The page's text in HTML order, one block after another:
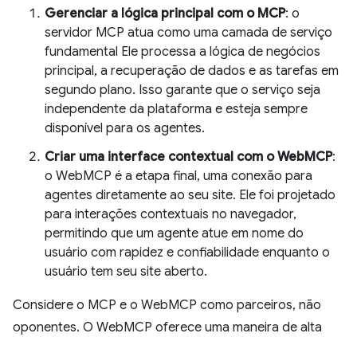
Gerenciar a lógica principal com o MCP: o
servidor MCP atua como uma camada de serviço
fundamental Ele processa a lógica de negócios
principal, a recuperação de dados e as tarefas em
segundo plano. Isso garante que o serviço seja
independente da plataforma e esteja sempre
disponível para os agentes.
Criar uma interface contextual com o WebMCP:
o WebMCP é a etapa final, uma conexão para
agentes diretamente ao seu site. Ele foi projetado
para interações contextuais no navegador,
permitindo que um agente atue em nome do
usuário com rapidez e confiabilidade enquanto o
usuário tem seu site aberto.
Considere o MCP e o WebMCP como parceiros, não
oponentes. O WebMCP oferece uma maneira de alta